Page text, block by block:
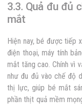
3.3. Quả đu đủ
mắt
Hiện nay, bé được tiếp
điện thoại, máy tính
mắt tăng cao. Chính vì
như đu đủ vào chế độ
thị lực, giúp bé mắt
phần thịt quả mềm